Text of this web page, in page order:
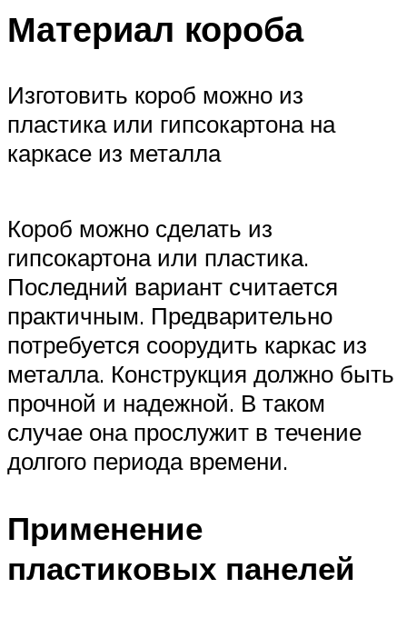
Материал короба
Изготовить короб можно из
пластика или гипсокартона на
каркасе из металла
Короб можно сделать из
гипсокартона или пластика.
Последний вариант считается
практичным. Предварительно
потребуется соорудить каркас из
металла. Конструкция должно быть
прочной и надежной. В таком
случае она прослужит в течение
долгого периода времени.
Применение
пластиковых панелей